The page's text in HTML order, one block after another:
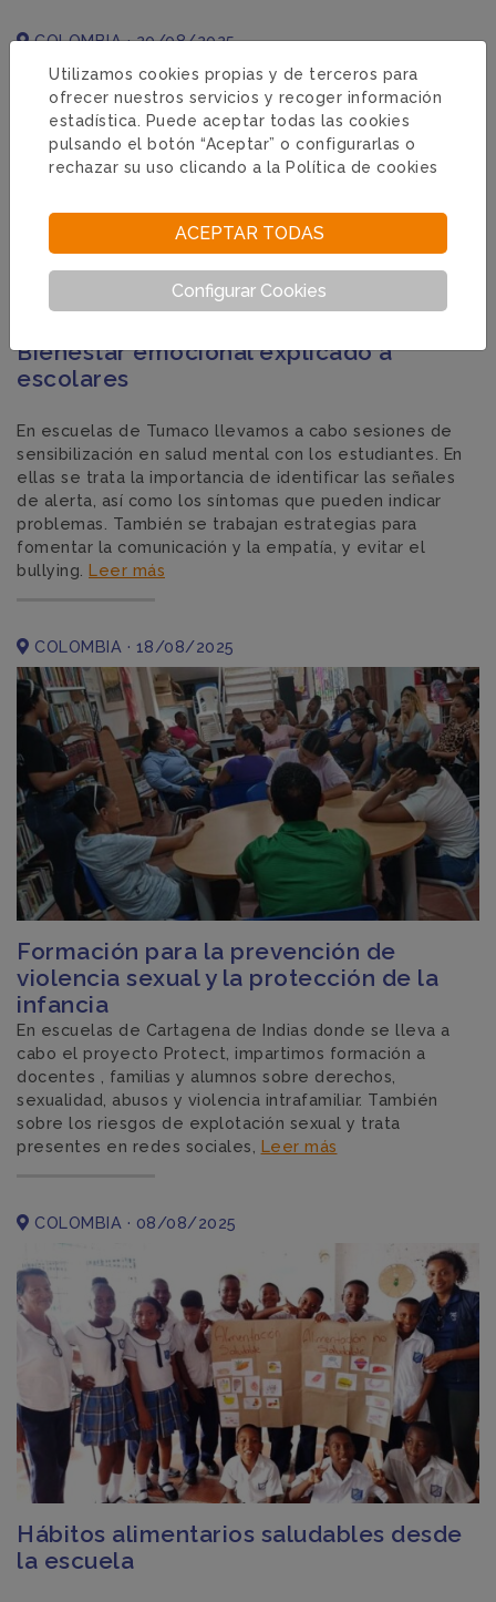
COLOMBIA · 20/08/2025
Bienestar emocional explicado a
escolares
En escuelas de Tumaco llevamos a cabo sesiones de
sensibilización en salud mental con los estudiantes. En
ellas se trata la importancia de identificar las señales
de alerta, así como los síntomas que pueden indicar
problemas. También se trabajan estrategias para
fomentar la comunicación y la empatía, y evitar el
bullying. Leer más
COLOMBIA · 18/08/2025
Formación para la prevención de
violencia sexual y la protección de la
infancia
En escuelas de Cartagena de Indias donde se lleva a
cabo el proyecto Protect, impartimos formación a
docentes , familias y alumnos sobre derechos,
sexualidad, abusos y violencia intrafamiliar. También
sobre los riesgos de explotación sexual y trata
presentes en redes sociales, Leer más
COLOMBIA · 08/08/2025
Hábitos alimentarios saludables desde
la escuela
Utilizamos cookies propias y de terceros para
ofrecer nuestros servicios y recoger información
estadística. Puede aceptar todas las cookies
pulsando el botón “Aceptar” o configurarlas o
rechazar su uso clicando a la Política de cookies
ACEPTAR TODAS
Configurar Cookies